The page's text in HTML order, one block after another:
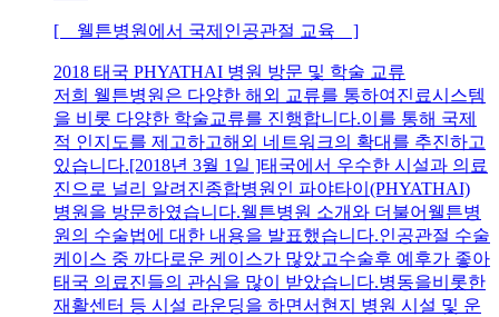
[ 웰튼병원에서 국제인공관절 교육 ]
2018 태국 PHYATHAI 병원 방문 및 학술 교류
저희 웰튼병원은 다양한 해외 교류를 통하여진료시스템
을 비롯 다양한 학술교류를 진행합니다.이를 통해 국제
적 인지도를 제고하고해외 네트워크의 확대를 추진하고
있습니다.[2018년 3월 1일 ]태국에서 우수한 시설과 의료
진으로 널리 알려진종합병원인 파야타이(PHYATHAI)
병원을 방문하였습니다.웰튼병원 소개와 더불어웰튼병
원의 수술법에 대한 내용을 발표했습니다.인공관절 수술
케이스 중 까다로운 케이스가 많았고수술후 예후가 좋아
태국 의료진들의 관심을 많이 받았습니다.병동을비롯한
재활센터 등 시설 라운딩을 하면서현지 병원 시설 및 운